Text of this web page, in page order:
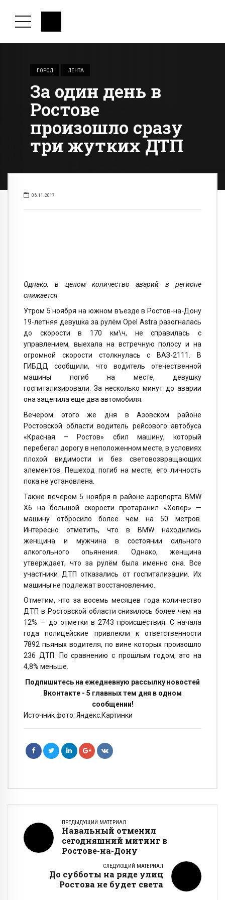
ГОРОД ЛЕНТА
За один день в
Ростове
произошло сразу
три жутких ДТП
06.11.2017
Однако, в целом количество аварий в регионе
снижается
Утром 5 ноября на южном въезде в Ростов-на-Дону
19-летняя девушка за рулём Opel Astra разогналась
до скорости в 170 км\ч, не справилась с
управлением, выехала на встречную полосу и на
огромной скорости столкнулась с ВАЗ-2111. В
ГИБДД сообщили, что водитель отечественной
машины погиб на месте, девушку
госпитализировали. За несколько минут до аварии
она зацепила еще два автомобиля.
Вечером этого же дня в Азовском районе
Ростовской области водитель рейсового автобуса
«Красная – Ростов» сбил машину, который
перебегал дорогу в неположенном месте, в условиях
плохой видимости и без световозвращающих
элементов. Пешеход погиб на месте, его личность
пока не установлена.
Также вечером 5 ноября в районе аэропорта BMW
X6 на большой скорости протаранил «Ховер» —
машину отбросило более чем на 50 метров.
Интересно отметить, что в BMW находились
женщина и мужчина в состоянии сильного
алкогольного опьянения. Однако, женщина
утверждает, что за рулём была именно она. Все
участники ДТП отказались от госпитализации. Их
машины не подлежат восстановлению.
Отметим, что за восемь месяцев года количество
ДТП в Ростовской области снизилось более чем на
12% — до отметки в 2743 происшествия. С начала
года полицейские привлекли к ответственности
7892 пьяных водителя, по вине которых произошло
236 ДТП. По сравнению с прошлым годом, это на
4,8% меньше.
Подпишитесь на ежедневную рассылку новостей
Вконтакте - 5 главных тем дня в одном
сообщении!
Источник фото: Яндекс.Картинки
ПРЕДЫДУЩИЙ МАТЕРИАЛ
Навальный отменил
сегодняшний митинг в
Ростове-на-Дону
СЛЕДУЮЩИЙ МАТЕРИАЛ
До субботы на ряде улиц
Ростова не будет света